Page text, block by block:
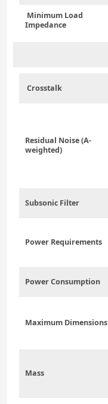
Minimum Load
Impedance
Crosstalk
Residual Noise (A-
weighted)
Subsonic Filter
Power Requirements
Power Consumption
Maximum Dimensions
Mass